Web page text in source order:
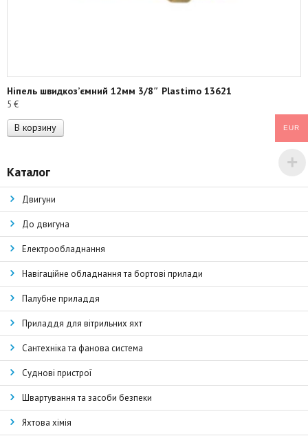
Ніпель швидкоз’ємний 12мм 3/8″ Plastimo 13621
5 €
В корзину
Каталог
Двигуни
До двигуна
Електрообладнання
Навігаційне обладнання та бортові прилади
Палубне приладдя
Приладдя для вітрильних яхт
Сантехніка та фанова система
Суднові пристрої
Швартування та засоби безпеки
Яхтова хімія
EUR